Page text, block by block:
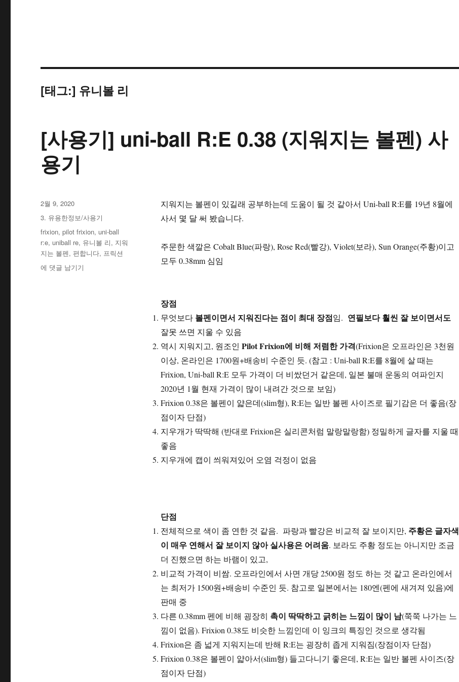
[태그:] 유니볼 리
[사용기] uni-ball R:E 0.38 (지워지는 볼펜) 사
용기
지워지는 볼펜이 있길래 공부하는데 도움이 될 것 같아서 Uni-ball R:E를 19년 8월에
사서 몇 달 써 봤습니다.
주문한 색깔은 Cobalt Blue(파랑), Rose Red(빨강), Violet(보라), Sun Orange(주황)이고
모두 0.38mm 심임
장점
무엇보다 볼펜이면서 지워진다는 점이 최대 장점임. 연필보다 훨씬 잘 보이면서도
잘못 쓰면 지울 수 있음
역시 지워지고, 원조인 Pilot Frixion에 비해 저렴한 가격(Frixion은 오프라인은 3천원
이상, 온라인은 1700원+배송비 수준인 듯. (참고 : Uni-ball R:E를 8월에 살 때는
Frixion, Uni-ball R:E 모두 가격이 더 비쌌던거 같은데, 일본 불매 운동의 여파인지
2020년 1월 현재 가격이 많이 내려간 것으로 보임)
Frixion 0.38은 볼펜이 얇은데(slim형), R:E는 일반 볼펜 사이즈로 필기감은 더 좋음(장
점이자 단점)
지우개가 딱딱해 (반대로 Frixion은 실리콘처럼 말랑말랑함) 정밀하게 글자를 지울 때
좋음
지우개에 캡이 씌워져있어 오염 걱정이 없음
단점
전체적으로 색이 좀 연한 것 같음. 파랑과 빨강은 비교적 잘 보이지만, 주황은 글자색
이 매우 연해서 잘 보이지 않아 실사용은 어려움. 보라도 주황 정도는 아니지만 조금
더 진했으면 하는 바램이 있고,
비교적 가격이 비쌈. 오프라인에서 사면 개당 2500원 정도 하는 것 같고 온라인에서
는 최저가 1500원+배송비 수준인 듯. 참고로 일본에서는 180엔(펜에 새겨져 있음)에
판매 중
다른 0.38mm 펜에 비해 굉장히 촉이 딱딱하고 긁히는 느낌이 많이 남(쭉쭉 나가는 느
낌이 없음). Frixion 0.38도 비슷한 느낌인데 이 잉크의 특징인 것으로 생각됨
Frixion은 좀 넓게 지워지는데 반해 R:E는 굉장히 좁게 지워짐(장점이자 단점)
Frixion 0.38은 볼펜이 얇아서(slim형) 들고다니기 좋은데, R:E는 일반 볼펜 사이즈(장
점이자 단점)
작
성
자
2월 9, 2020
카
테
리
3. 유용한정보/사용기
태
그
frixion,pilot frixion, uni-ball
r:e, uniball re, 유니볼 리, 지워
지는 볼펜, 편합니다, 프릭션
[사
에 댓글 남기기